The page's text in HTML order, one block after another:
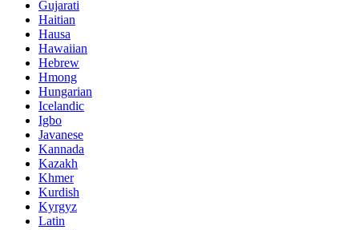
Gujarati
Haitian
Hausa
Hawaiian
Hebrew
Hmong
Hungarian
Icelandic
Igbo
Javanese
Kannada
Kazakh
Khmer
Kurdish
Kyrgyz
Latin